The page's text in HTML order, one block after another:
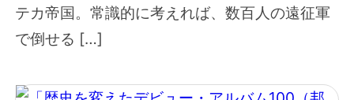
テカ帝国。常識的に考えれば、数百人の遠征軍
で倒せる […]